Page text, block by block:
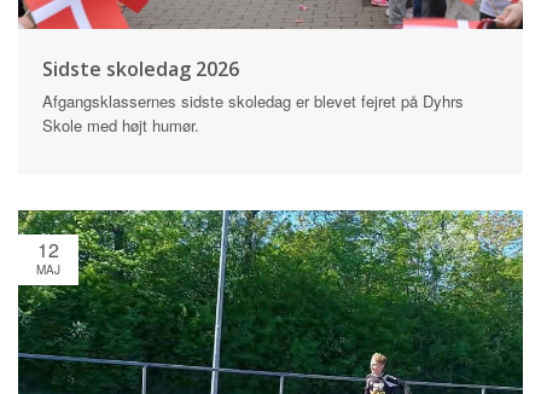
Sidste skoledag 2026
Afgangsklassernes sidste skoledag er blevet fejret på Dyhrs
Skole med højt humør.
12
MAJ